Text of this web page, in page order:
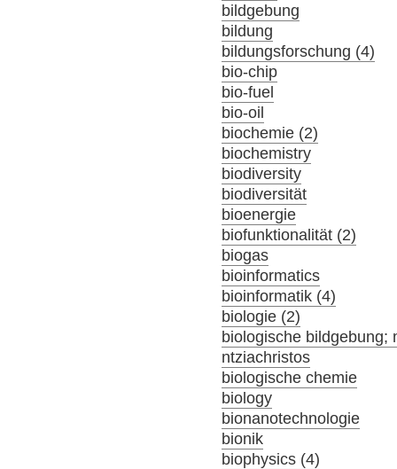
bildgebung
bildung
bildungsforschung (4)
bio-chip
bio-fuel
bio-oil
biochemie (2)
biochemistry
biodiversity
biodiversität
bioenergie
biofunktionalität (2)
biogas
bioinformatics
bioinformatik (4)
biologie (2)
biologische bildgebung;
ntziachristos
biologische chemie
biology
bionanotechnologie
bionik
biophysics (4)